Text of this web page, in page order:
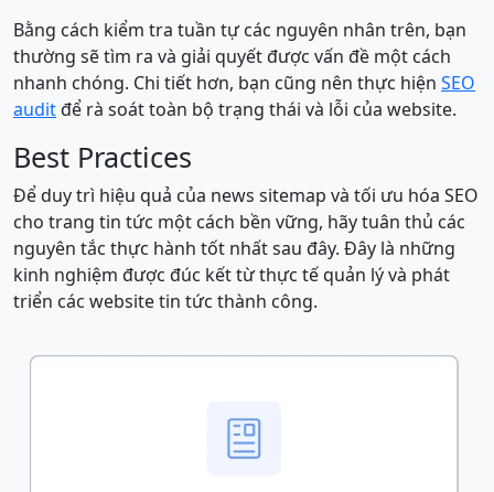
Bằng cách kiểm tra tuần tự các nguyên nhân trên, bạn
thường sẽ tìm ra và giải quyết được vấn đề một cách
nhanh chóng. Chi tiết hơn, bạn cũng nên thực hiện SEO
auditđể rà soát toàn bộ trạng thái và lỗi của website.
Best Practices
Để duy trì hiệu quả của news sitemap và tối ưu hóa SEO
cho trang tin tức một cách bền vững, hãy tuân thủ các
nguyên tắc thực hành tốt nhất sau đây. Đây là những
kinh nghiệm được đúc kết từ thực tế quản lý và phát
triển các website tin tức thành công.